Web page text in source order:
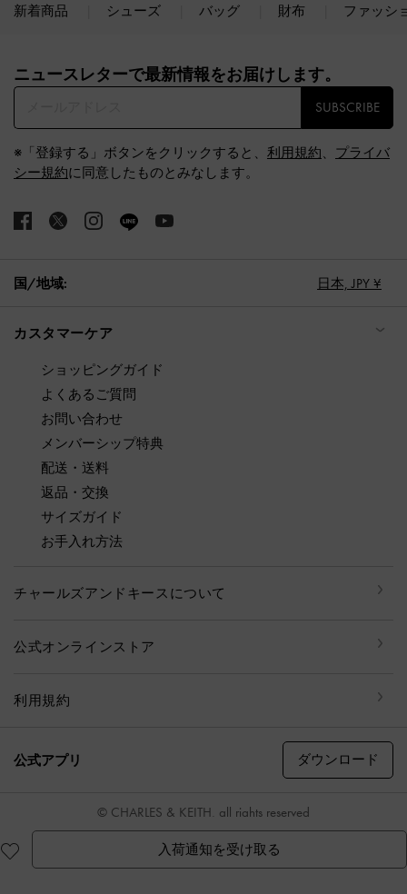
入荷通知を受け取る
新着商品 シューズ バッグ 財布 ファッシ
ニュースレターで最新情報をお届けします。​
SUBSCRIBE
※「登録する」ボタンをクリックすると、 利用規約、 プライバ
シー規約に同意したものとみなします。
国/地域: 日本, JPY ¥
カスタマーケア
ショッピングガイド
よくあるご質問
お問い合わせ
メンバーシップ特典
配送・送料
返品・交換
サイズガイド
お手入れ方法
チャールズアンドキースについて
公式オンラインストア
利用規約
公式アプリ ダウンロード
© CHARLES & KEITH, all rights reserved